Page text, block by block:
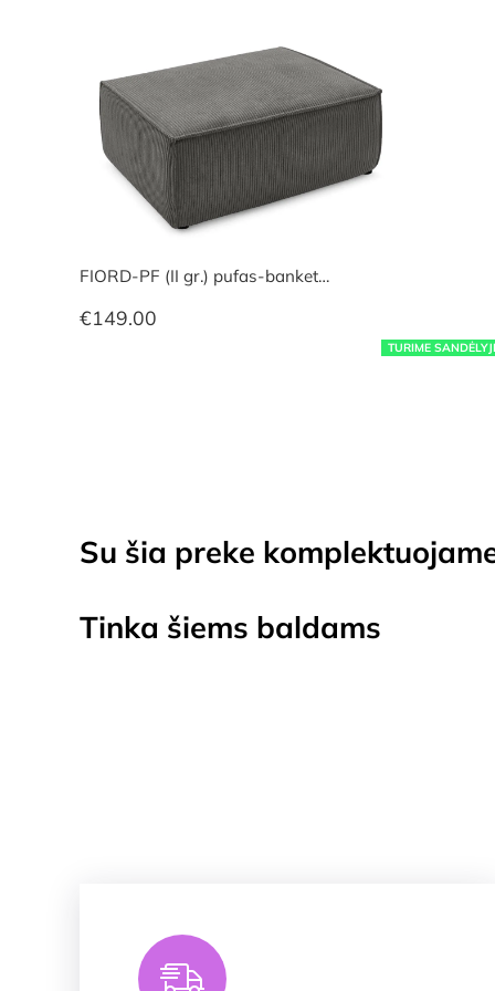
TURIME
FIORD-PF (II gr.) pufas-banket…
€149.00
Su šia preke
Tinka šiems baldams